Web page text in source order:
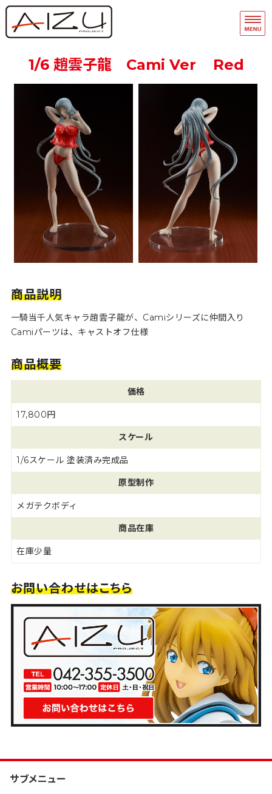
ホーム
フィギュアモデル完成品
フィギュアモデルキット
A-Team
マスキングテープ
1/6 趙雲子龍 Cami Ver Red
商品説明
一騎当千人気キャラ趙雲子龍が、Camiシリーズに仲間入り
Camiパーツは、キャストオフ仕様
商品概要
価格
17,800円
スケール
1/6スケール 塗装済み完成品
原型制作
メガテクボディ
商品在庫
在庫少量
お問い合わせはこちら
サブメニュー